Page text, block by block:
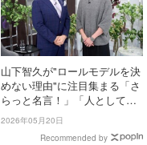
山下智久が"ロールモデルを決
めない理由"に注目集まる「さ
らっと名言！」「人としてカ
ッコよすぎる」【日曜日の初
耳学】
2026年05月20日
Recommended by